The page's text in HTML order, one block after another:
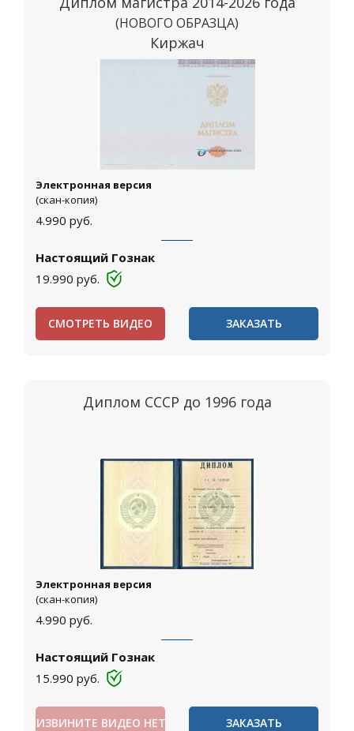
(НОВОГО ОБРАЗЦА)
Киржач
Электронная версия
(скан-копия)
4.990 руб.
Настоящий Гознак
19.990 руб.
СМОТРЕТЬ ВИДЕО ЗАКАЗАТЬ
Диплом СССР до 1996 года
Электронная версия
(скан-копия)
4.990 руб.
Настоящий Гознак
15.990 руб.
ИЗВИНИТЕ ВИДЕО НЕТ ЗАКАЗАТЬ